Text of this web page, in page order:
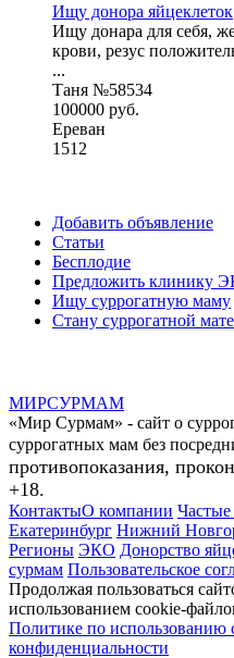
Ищу донора яйцеклеток
Ищу донара для себя,
крови, резус
...
Таня №58534
100000 руб.
Ереван
1512
Добавить объявление
Статьи
Бесплодие
Предложить клинику
Ищу суррогатную маму
Стану суррогатной
МИРСУРМАМ
«Мир Сурмам» - сайт о
суррогатных мам без
противопоказания,
+18.
КонтактыО компании
Екатеринбург Нижний
Регионы ЭКО Донорство
сурмам Пользовательское
Продолжая пользоваться
использованием cookie-
Политике по использованию
конфиденциальности